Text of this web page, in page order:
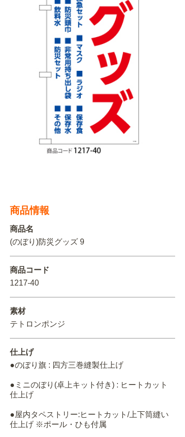
イベント・季節 不動産・建築
カルチャー・教養
車・バイク関連 その他
OTHER ITEMS
関連アイテムを見る
料金一覧
お届け納期と配送方法
お支払方法
お客様の声
よくある質問
オリジナルオーダー制作事例
商品情報
商品名
(のぼり)防災グッズ 9
商品コード
1217-40
素材
テトロンポンジ
仕上げ
●のぼり旗 : 四方三巻縫製仕上げ
●ミニのぼり(卓上キット付き) : ヒートカット
仕上げ
●屋内タペストリー:ヒートカット/上下筒縫い
仕上げ ※ポール・ひも付属